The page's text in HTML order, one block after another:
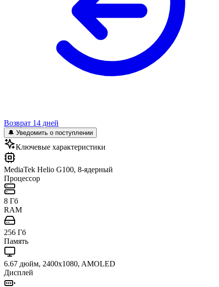
Возврат 14 дней
🔔 Уведомить о поступлении
Ключевые характеристики
MediaTek Helio G100, 8-ядерный
Процессор
8 Гб
RAM
256 Гб
Память
6.67 дюйм, 2400x1080, AMOLED
Дисплей